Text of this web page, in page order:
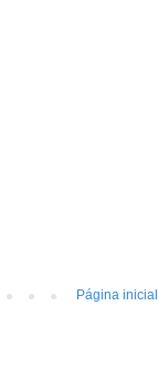
Página inicial